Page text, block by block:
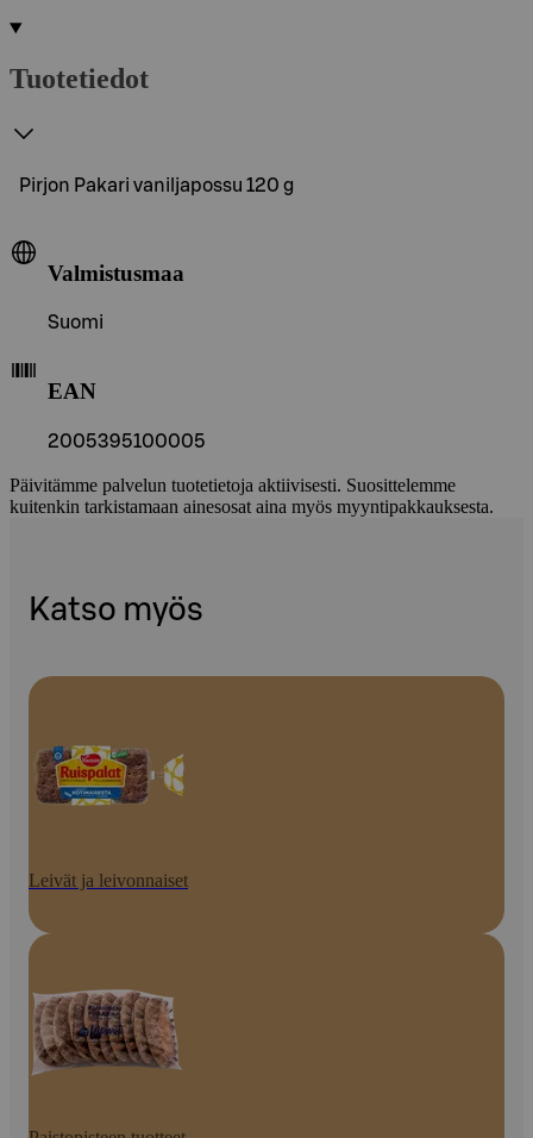
Tuotetiedot
Pirjon Pakari vaniljapossu 120 g
Valmistusmaa
Suomi
EAN
2005395100005
Päivitämme palvelun tuotetietoja aktiivisesti. Suosittelemme
kuitenkin tarkistamaan ainesosat aina myös myyntipakkauksesta.
Katso myös
Leivät ja leivonnaiset